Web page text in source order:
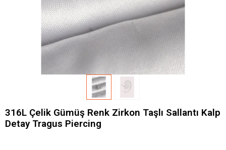
316L Çelik Gümüş Renk Zirkon Taşlı Sallantı Kalp
Detay Tragus Piercing